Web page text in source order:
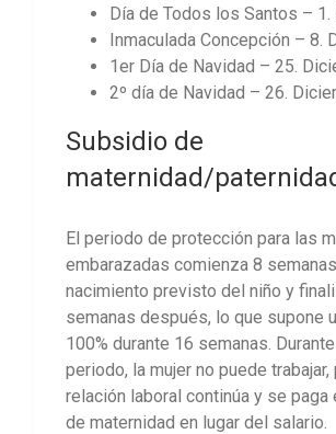
Día de Todos los Santos –
Inmaculada Concepción – 8.
1er Día de Navidad – 25.
2º día de Navidad – 26.
Subsidio de
maternidad/
El periodo de protección para las
embarazadas comienza 8
nacimiento previsto del niño y
semanas después, lo que supone
100% durante 16 semanas.
periodo, la mujer no puede trabajar,
relación laboral continúa y se
de maternidad en lugar del salario.